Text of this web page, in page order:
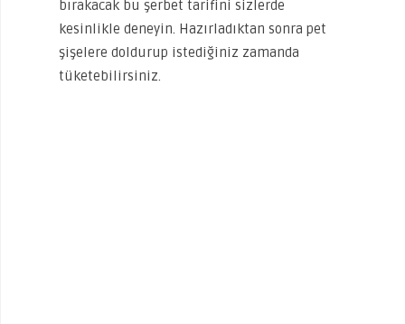
bırakacak bu şerbet tarifini sizlerde
kesinlikle deneyin. Hazırladıktan sonra pet
şişelere doldurup istediğiniz zamanda
tüketebilirsiniz.